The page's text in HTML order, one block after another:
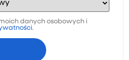
danych osobowych i
.